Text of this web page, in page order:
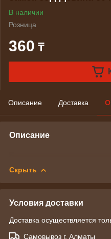
В наличии
Розница
360 ₸
Описание Доставка
Описание
Скрыть
Условия доставки
Доставка осуществляется
Самовывоз г. Алматы